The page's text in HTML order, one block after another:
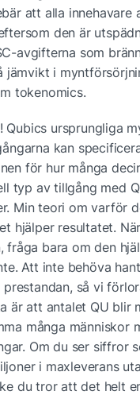
att alla innehavare
den är
avgifterna som
jämvikt i
tokenomics.
Qubics ursprungliga
kan
för hur många
typ av tillgång med
Min teori om varför
hjälper resultatet.
fråga bara om den
Att inte behöva
prestandan, så vi
är att antalet QU blir
många människor
Om du ser siffror
i maxleverans
du tror att det helt